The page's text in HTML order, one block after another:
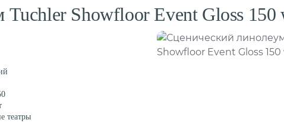
Tuchler Showfloor Event Gloss
театры